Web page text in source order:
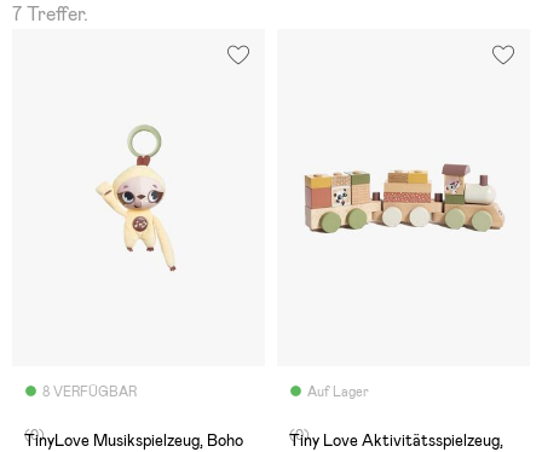
7 Treffer.
8 VERFÜGBAR
(0)
TinyLove Musikspielzeug, Boho
Auf Lager
(0)
Tiny Love Aktivitätsspielzeug,